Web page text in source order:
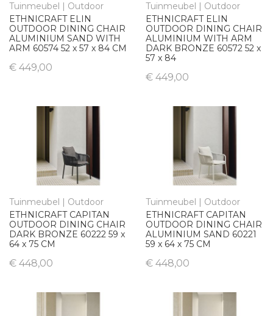
Tuinmeubel | Outdoor
ETHNICRAFT ELIN
OUTDOOR DINING CHAIR
ALUMINIUM SAND WITH
ARM 60574 52 x 57 x 84 CM
€ 449,00
Tuinmeubel | Outdoor
ETHNICRAFT ELIN
OUTDOOR DINING CHAIR
ALUMINIUM WITH ARM
DARK BRONZE 60572 52 x
57 x 84
€ 449,00
Tuinmeubel | Outdoor
ETHNICRAFT CAPITAN
OUTDOOR DINING CHAIR
DARK BRONZE 60222 59 x
64 x 75 CM
€ 448,00
Tuinmeubel | Outdoor
ETHNICRAFT CAPITAN
OUTDOOR DINING CHAIR
ALUMINIUM SAND 60221
59 x 64 x 75 CM
€ 448,00